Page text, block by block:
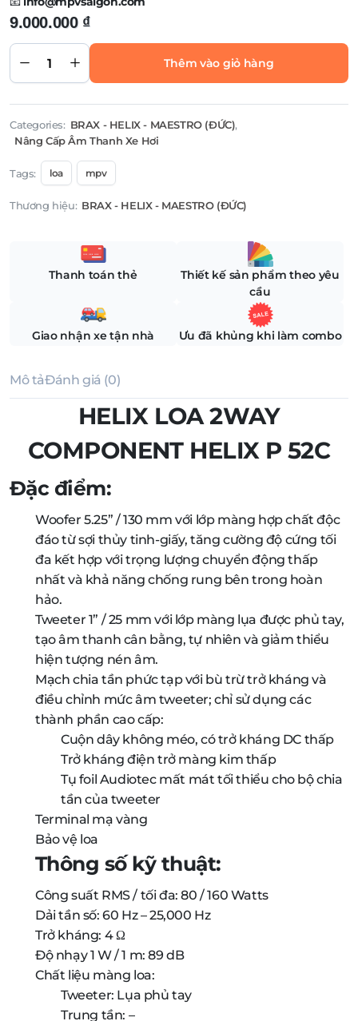
9.000.000 ₫
HELIX LOA
2WAY
COMPONENT
quantity
Thêm vào giỏ hàng
Categories: BRAX - HELIX - MAESTRO (ĐỨC),
Nâng Cấp Âm Thanh Xe Hơi
Tags: loa mpv
Thương hiệu: BRAX - HELIX - MAESTRO (ĐỨC)
Thanh toán thẻ
Thiết kế sản phẩm theo yêu
cầu
Giao nhận xe tận nhà Ưu đã khủng khi làm combo
Mô tảĐánh giá (0)
HELIX LOA 2WAY
COMPONENT HELIX P 52C
Đặc điểm:
Woofer 5.25” / 130 mm với lớp màng hợp chất độc
đáo từ sợi thủy tinh-giấy, tăng cường độ cứng tối
đa kết hợp với trọng lượng chuyển động thấp
nhất và khả năng chống rung bên trong hoàn
hảo.
Tweeter 1” / 25 mm với lớp màng lụa được phủ tay,
tạo âm thanh cân bằng, tự nhiên và giảm thiểu
hiện tượng nén âm.
Mạch chia tần phức tạp với bù trừ trở kháng và
điều chỉnh mức âm tweeter; chỉ sử dụng các
thành phần cao cấp:
Cuộn dây không méo, có trở kháng DC thấp
Trở kháng điện trở màng kim thấp
Tụ foil Audiotec mất mát tối thiểu cho bộ chia
tần của tweeter
Terminal mạ vàng
Bảo vệ loa
Thông số kỹ thuật:
Công suất RMS / tối đa: 80 / 160 Watts
Dải tần số: 60 Hz – 25,000 Hz
Trở kháng: 4 Ω
Độ nhạy 1 W / 1 m: 89 dB
Chất liệu màng loa:
Tweeter: Lụa phủ tay
Trung tần: –